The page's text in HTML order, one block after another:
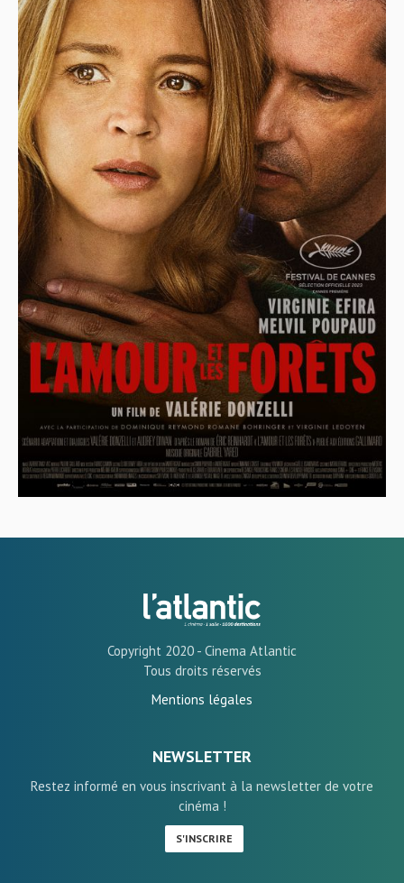
Copyright 2020 - Cinema Atlantic
Tous droits réservés
Mentions légales
NEWSLETTER
Restez informé en vous inscrivant à la newsletter de votre
cinéma !
S'INSCRIRE